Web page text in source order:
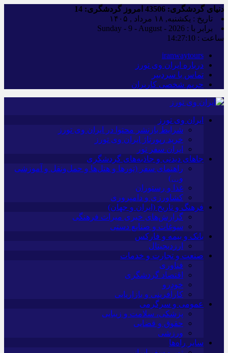
دنیای گردشگری: امروز گردشگری:
تاریخ : یکشنبه, ۱۸ مرداد , ۱۴۰۵
برابر با : Sunday - 9 - August - 2026
ساعت : 14:27:11
iranwaytours
درباره ایران وی تورز
تماس با سردبیر
حریم شخصی کاربران
ایران وی تورز
شرایط بازنشر محتوا در ایران وی تورز
خرید رپورتاژ ایران وی تورز
ایران سفر تور
جاهای دیدنی و جاذبه‌های گردشگری
راهنمای سفر (تورها و هتل‌ها و حمل‌و‌نقل و آموزشی
و…)
غذا و رستوران
کشاورزی و دامپروری
فرهنگ و تاریخ (ایران و جهان)
گزارش‌های خبری میراث فرهنگی
سوغات و صنایع دستی
بانک و بیمه و فارکس
ارزدیجیتال
صنعت و تجارت و خدمات
فناوری
اقتصاد گردشگری
خودرو
کارآفرینی و بازاریابی
عمومی و سرگرمی
پزشکی، سلامت و زیبایی
حقوق و قضایی
ورزشی
سایر راه‌ها